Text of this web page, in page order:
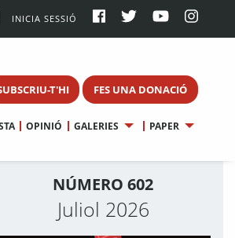
INICIA SESSIÓ
T'HI FES UNA DONACIÓ
OPINIÓ GALERIES PAPER
NÚMERO 602
Juliol 2026